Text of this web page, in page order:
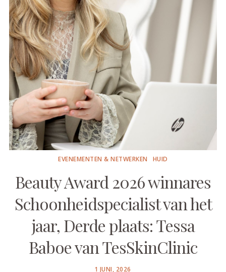
EVENEMENTEN & NETWERKEN HUID
Beauty Award 2026 winnares
Schoonheidspecialist van het
jaar, Derde plaats: Tessa
Baboe van TesSkinClinic
POSTED
1 JUNI, 2026